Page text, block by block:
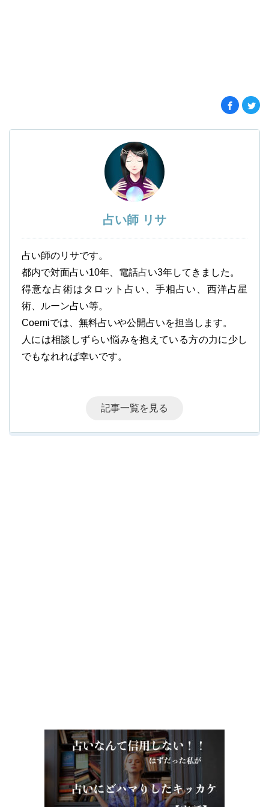
占い師 リサ
占い師のリサです。
都内で対面占い10年、電話占い3年してきました。
得意な占術はタロット占い、手相占い、西洋占星
術、ルーン占い等。
Coemiでは、無料占いや公開占いを担当します。
人には相談しずらい悩みを抱えている方の力に少し
でもなれれば幸いです。
記事一覧を見る